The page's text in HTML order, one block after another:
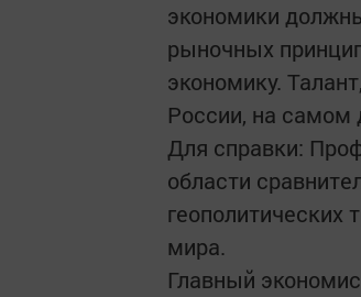
экономики
рыночных
экономику.
России, на самом
Для справки:
области
геополитических
мира.
Главный